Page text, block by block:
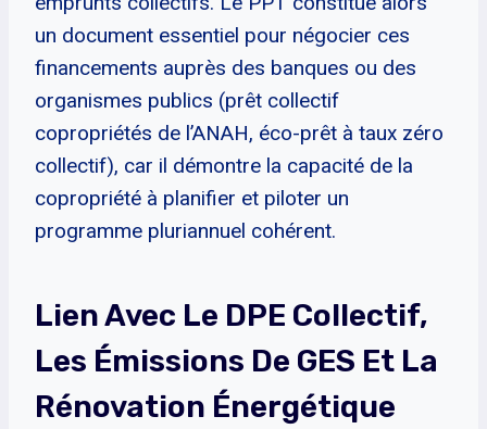
un document essentiel pour négocier ces
financements auprès des banques ou des
organismes publics (prêt collectif
copropriétés de l’ANAH, éco-prêt à taux zéro
collectif), car il démontre la capacité de la
copropriété à planifier et piloter un
programme pluriannuel cohérent.
Lien Avec Le DPE Collectif,
Les Émissions De GES Et La
Rénovation Énergétique